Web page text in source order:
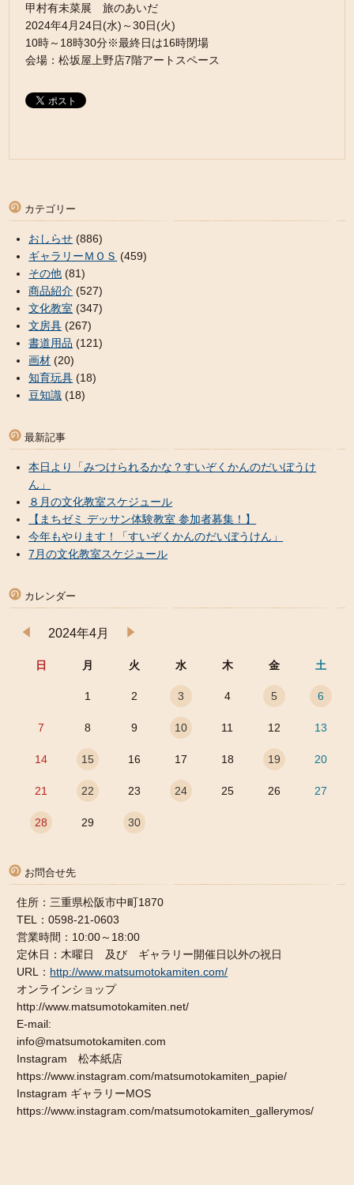
甲村有未菜展 旅のあいだ
2024年4月24日(水)～30日(火)
10時～18時30分※最終日は16時閉場
会場：松坂屋上野店7階アートスペース
カテゴリー
おしらせ (886)
ギャラリーＭＯＳ (459)
その他 (81)
商品紹介 (527)
文化教室 (347)
文房具 (267)
書道用品 (121)
画材 (20)
知育玩具 (18)
豆知識 (18)
最新記事
本日より「みつけられるかな？すいぞくかんのだいぼうけ
ん」
８月の文化教室スケジュール
【まちゼミ デッサン体験教室 参加者募集！】
今年もやります！「すいぞくかんのだいぼうけん」
7月の文化教室スケジュール
カレンダー
2024年4月
日 月 火 水 木 金 土
1 2 3 4 5 6
7 8 9 10 11 12 13
14 15 16 17 18 19 20
21 22 23 24 25 26 27
28 29 30
お問合せ先
住所：三重県松阪市中町1870
TEL：0598-21-0603
営業時間：10:00～18:00
定休日：木曜日 及び ギャラリー開催日以外の祝日
URL： http://www.matsumotokamiten.com/
オンラインショップ
http://www.matsumotokamiten.net/
E-mail:
info@matsumotokamiten.com
Instagram 松本紙店
https://www.instagram.com/matsumotokamiten_papie/
Instagram ギャラリーMOS
https://www.instagram.com/matsumotokamiten_gallerymos/